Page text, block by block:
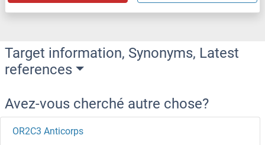
Target information, Synonyms, Latest
references
Avez-vous cherché autre chose?
OR2C3 Anticorps